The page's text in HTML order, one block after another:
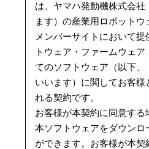
は、ヤマハ発動機株式会
ます）の産業用ロボットウ
メンバーサイトにおいて
トウェア・ファームウェ
てのソフトウェア（以下、
いいます）に関してお客様
れる契約です。
お客様が本契約に同意す
本ソフトウェアをダウンロ
ができます。お客様が本契